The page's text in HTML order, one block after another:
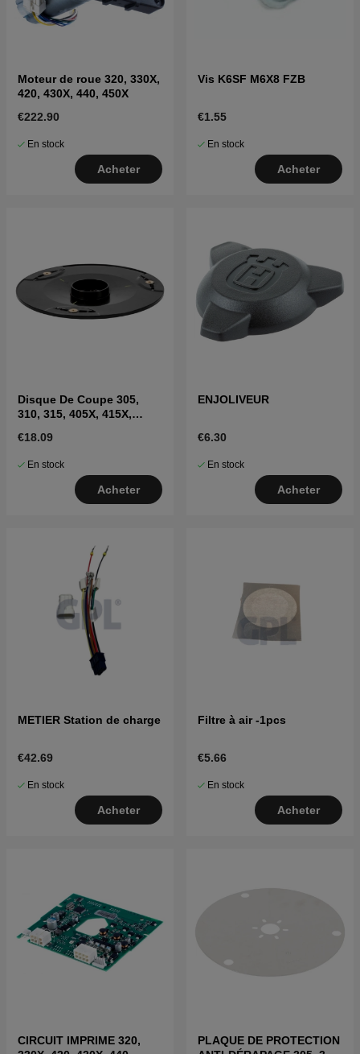
Moteur de roue 320, 330X,
420, 430X, 440, 450X
€222.90
En stock
Acheter
Vis K6SF M6X8 FZB
€1.55
En stock
Acheter
Disque De Coupe 305,
310, 315, 405X, 415X,
€18.09
En stock
Acheter
ENJOLIVEUR
€6.30
En stock
Acheter
METIER Station de charge
€42.69
En stock
Acheter
Filtre à air -1pcs
€5.66
En stock
Acheter
CIRCUIT IMPRIME 320,
PLAQUE DE PROTECTION